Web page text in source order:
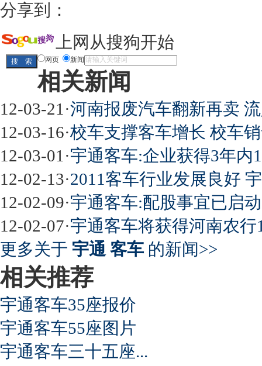
分享到：
上网从搜狗开始
网页 新闻
相关新闻
12-03-21 ·河南报废汽车翻新再卖
12-03-16·校车支撑客车增长 校车
12-03-01 ·宇通客车:企业获得3年内
12-02-13·2011客车行业发展良好
12-02-09·宇通客车:配股事宜已启
12-02-07·宇通客车将获得河南农
更多关于 宇通 客车 的新闻>>
相关推荐
宇通客车35座报价
宇通客车55座图片
宇通客车三十五座...